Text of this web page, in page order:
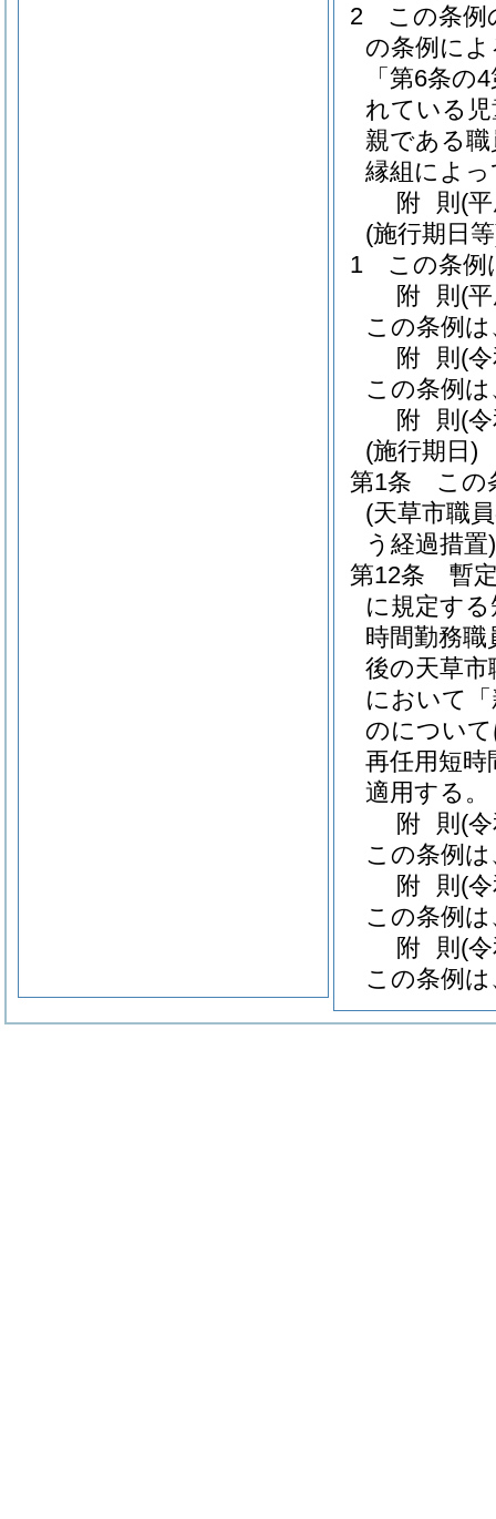
2
この条例
の条例に
「第6条
れている
親である
縁組によ
附 則 (
(施行期日
1
この条例
附 則 (
この条例
附 則 (
この条例
附 則 (
(施行期日)
第1条
この
(天草市職
う経過措置)
第12条
暫
に規定す
時間勤務
後の天草市
において
のについ
再任用短
適用する。
附 則 (
この条例
附 則 (
この条例
附 則 (
この条例